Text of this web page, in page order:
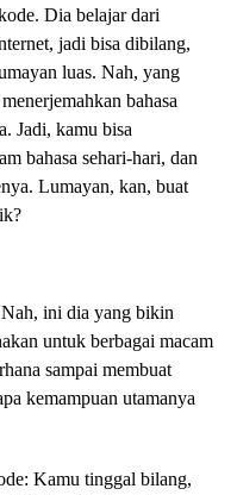
Dia belajar dari
jadi bisa dibilang,
luas. Nah, yang
bahasa
Jadi, kamu bisa
bahasa sehari-hari, dan
Lumayan, kan, buat
ini dia yang bikin
untuk berbagai macam
sampai membuat
kemampuan utamanya
Kamu tinggal bilang,